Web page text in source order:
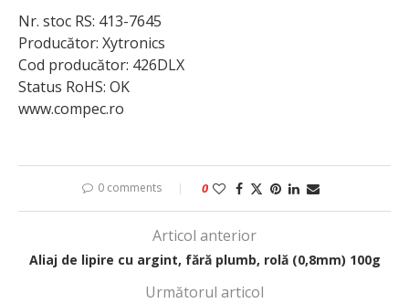
Nr. stoc RS: 413-7645
Producător: Xytronics
Cod producător: 426DLX
Status RoHS: OK
www.compec.ro
0 comments 0
Articol anterior
Aliaj de lipire cu argint, fără plumb, rolă (0,8mm) 100g
Următorul articol